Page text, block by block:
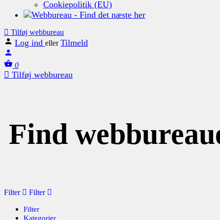
Cookiepolitik (EU)
Tilføj webbureau
Log ind eller Tilmeld
0
Tilføj webbureau
Find
Filter Filter
Filter
Kategorier